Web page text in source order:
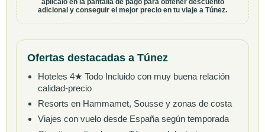
aplícalo en la pantalla de pago para obtener descuento
adicional y conseguir el mejor precio en tu viaje a Túnez.
Ofertas destacadas a Túnez
Hoteles 4★ Todo Incluido con muy buena relación
calidad-precio
Resorts en Hammamet, Sousse y zonas de costa
Viajes con vuelo desde España según temporada